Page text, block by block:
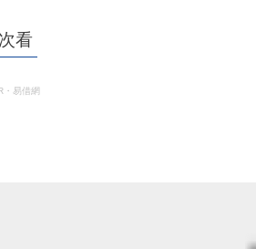
看
・易借網